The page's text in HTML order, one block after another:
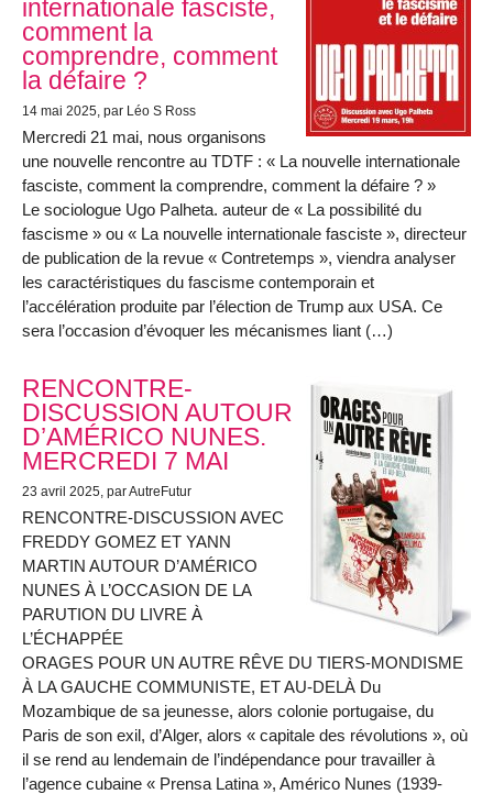
internationale fasciste,
comment la
comprendre, comment
la défaire ?
14 mai 2025 , par Léo S Ross
Mercredi 21 mai, nous organisons
une nouvelle rencontre au TDTF : « La nouvelle internationale
fasciste, comment la comprendre, comment la défaire ? »
Le sociologue Ugo Palheta. auteur de « La possibilité du
fascisme » ou « La nouvelle internationale fasciste », directeur
de publication de la revue « Contretemps », viendra analyser
les caractéristiques du fascisme contemporain et
l’accélération produite par l’élection de Trump aux USA. Ce
sera l’occasion d’évoquer les mécanismes liant (…)
RENCONTRE-
DISCUSSION AUTOUR
D’AMÉRICO NUNES.
MERCREDI 7 MAI
23 avril 2025 , par AutreFutur
RENCONTRE-DISCUSSION AVEC
FREDDY GOMEZ ET YANN
MARTIN AUTOUR D’AMÉRICO
NUNES À L’OCCASION DE LA
PARUTION DU LIVRE À
L’ÉCHAPPÉE
ORAGES POUR UN AUTRE RÊVE DU TIERS-MONDISME
À LA GAUCHE COMMUNISTE, ET AU-DELÀ Du
Mozambique de sa jeunesse, alors colonie portugaise, du
Paris de son exil, d’Alger, alors « capitale des révolutions », où
il se rend au lendemain de l’indépendance pour travailler à
l’agence cubaine « Prensa Latina », Américo Nunes (1939-